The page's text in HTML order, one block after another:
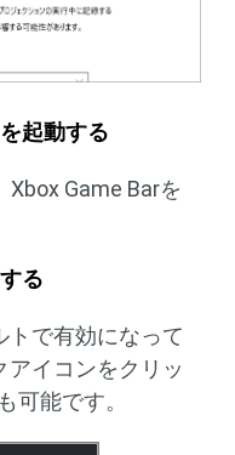
起動する
Game Barを
る
トで有効になって
イコンをクリッ
可能です。